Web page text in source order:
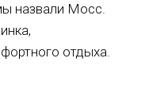
назвали Мосс.
отдыха.